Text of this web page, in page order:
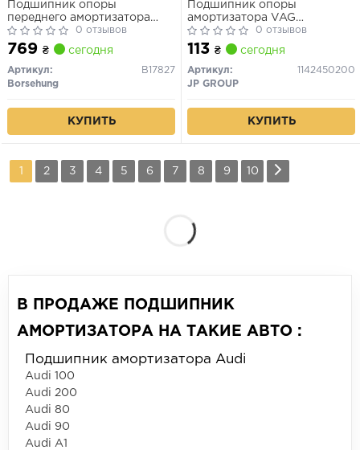
Подшипник опоры
переднего амортизатора
VAG 12-
0 отзывов
769 ₴ сегодня
Артикул:
B17827
Borsehung
КУПИТЬ
Подшипник опоры
амортизатора VAG
A1/A3/BORA/CADDY
II/CORRADO/FABIA/GOLF
III/GOLF IV -01 передн.
0 отзывов
113 ₴ сегодня
Артикул:
1142450200
JP GROUP
КУПИТЬ
2 3 4 5 6 7 8 9 10
В ПРОДАЖЕ ПОДШИПНИК
АМОРТИЗАТОРА НА ТАКИЕ АВТО :
Подшипник амортизатора Audi
Audi 100
Audi 200
Audi 80
Audi 90
Audi A1